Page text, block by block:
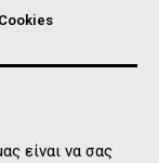
είναι να σας